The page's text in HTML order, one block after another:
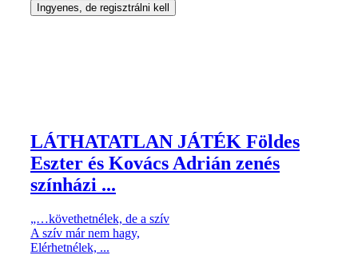
Ingyenes, de regisztrálni kell
LÁTHATATLAN JÁTÉK Földes
Eszter és Kovács Adrián zenés
színházi ...
„…követhetnélek, de a szív
A szív már nem hagy,
Elérhetnélek, ...